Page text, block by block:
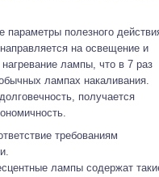
параметры полезного
на освещение и
лампы, что в 7 раз
лампах накаливания.
получается
требованиям
лампы содержат